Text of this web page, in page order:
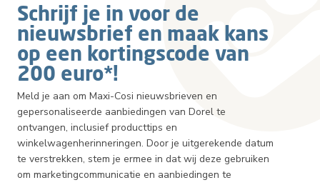
Schrijf je in voor de
nieuwsbrief en maak kans
op een kortingscode van
200 euro*!
Meld je aan om Maxi-Cosi nieuwsbrieven en
gepersonaliseerde aanbiedingen van Dorel te
ontvangen, inclusief producttips en
winkelwagenherinneringen. Door je uitgerekende datum
te verstrekken, stem je ermee in dat wij deze gebruiken
om marketingcommunicatie en aanbiedingen te